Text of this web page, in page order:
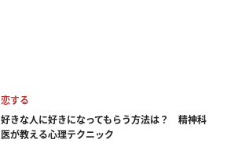
恋する
好きな人に好きになってもらう方法は？ 精神科
医が教える心理テクニック